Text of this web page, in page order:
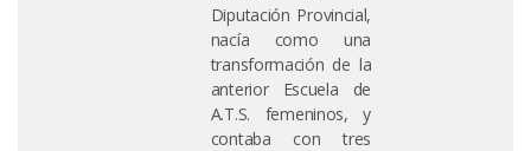
Diputación Provincial,
nacía como una
transformación de la
anterior Escuela de
A.T.S. femeninos, y
contaba con tres